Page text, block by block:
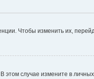
Чтобы изменить их,
случае измените в